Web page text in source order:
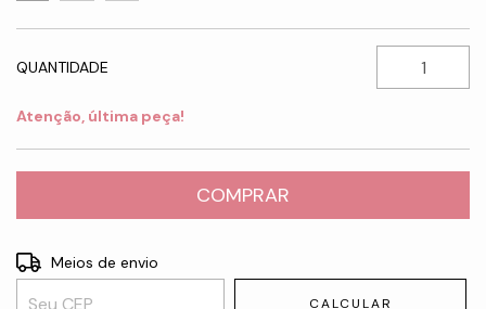
QUANTIDADE
Atenção, última peça!
Entregas para o CEP:
Meios de envio
CALCULAR